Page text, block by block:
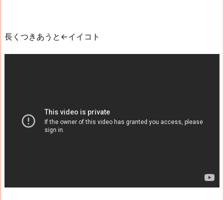
長くつきあうと←イイコト